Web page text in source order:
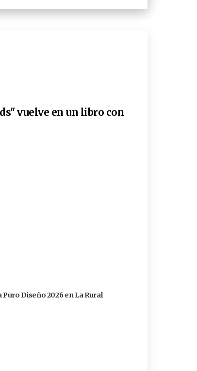
vuelve en un libro con
Diseño 2026 en La Rural